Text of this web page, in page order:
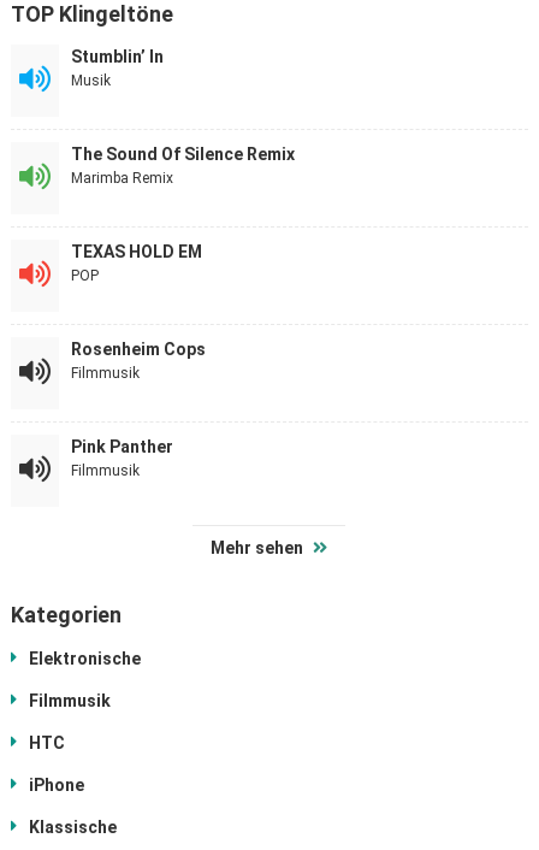
TOP Klingeltöne
Stumblin’ In
Musik
The Sound Of Silence Remix
Marimba Remix
TEXAS HOLD EM
POP
Rosenheim Cops
Filmmusik
Pink Panther
Filmmusik
Mehr sehen
Kategorien
Elektronische
Filmmusik
HTC
iPhone
Klassische